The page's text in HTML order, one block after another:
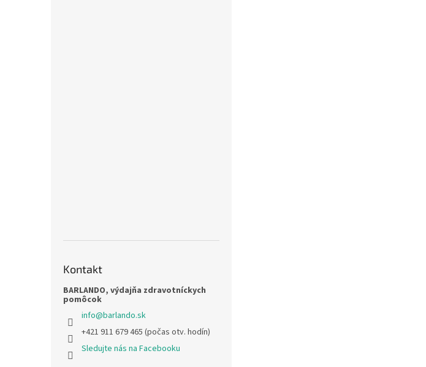
Kontakt
BARLANDO, výdajňa zdravotníckych
pomôcok
info@barlando.sk
+421 911 679 465 (počas otv. hodín)
Sledujte nás na Facebooku